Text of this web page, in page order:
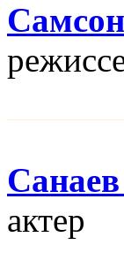
актер